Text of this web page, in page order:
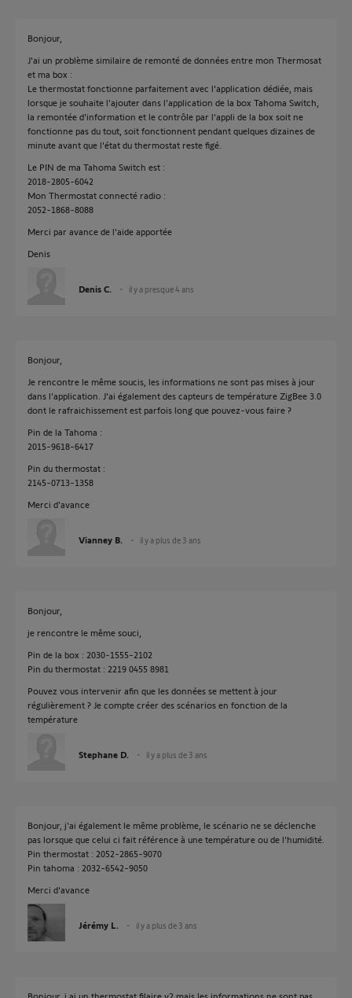
Bonjour,
J'ai un problème similaire de remonté de données entre mon Thermosat
et ma box :
Le thermostat fonctionne parfaitement avec l'application dédiée, mais
lorsque je souhaite l'ajouter dans l'application de la box Tahoma Switch,
la remontée d'information et le contrôle par l'appli de la box soit ne
fonctionne pas du tout, soit fonctionnent pendant quelques dizaines de
minute avant que l'état du thermostat reste figé.
Le PIN de ma Tahoma Switch est :
2018-2805-6042
Mon Thermostat connecté radio :
2052-1868-8088
Merci par avance de l'aide apportée
Denis
Denis C. il y a presque 4 ans
Bonjour,
Je rencontre le même soucis, les informations ne sont pas mises à jour
dans l'application. J'ai également des capteurs de température ZigBee 3.0
dont le rafraichissement est parfois long que pouvez-vous faire ?
Pin de la Tahoma :
2015-9618-6417
Pin du thermostat :
2145-0713-1358
Merci d'avance
Vianney B. il y a plus de 3 ans
Bonjour,
je rencontre le même souci,
Pin de la box : 2030-1555-2102
Pin du thermostat : 2219 0455 8981
Pouvez vous intervenir afin que les données se mettent à jour
régulièrement ? Je compte créer des scénarios en fonction de la
température
Stephane D. il y a plus de 3 ans
Bonjour, j'ai également le même problème, le scénario ne se déclenche
pas lorsque que celui ci fait référence à une température ou de l'humidité.
Pin thermostat : 2052-2865-9070
Pin tahoma : 2032-6542-9050
Merci d'avance
Jérémy L. il y a plus de 3 ans
Bonjour, j.ai un thermostat filaire v2 mais les informations ne sont pas